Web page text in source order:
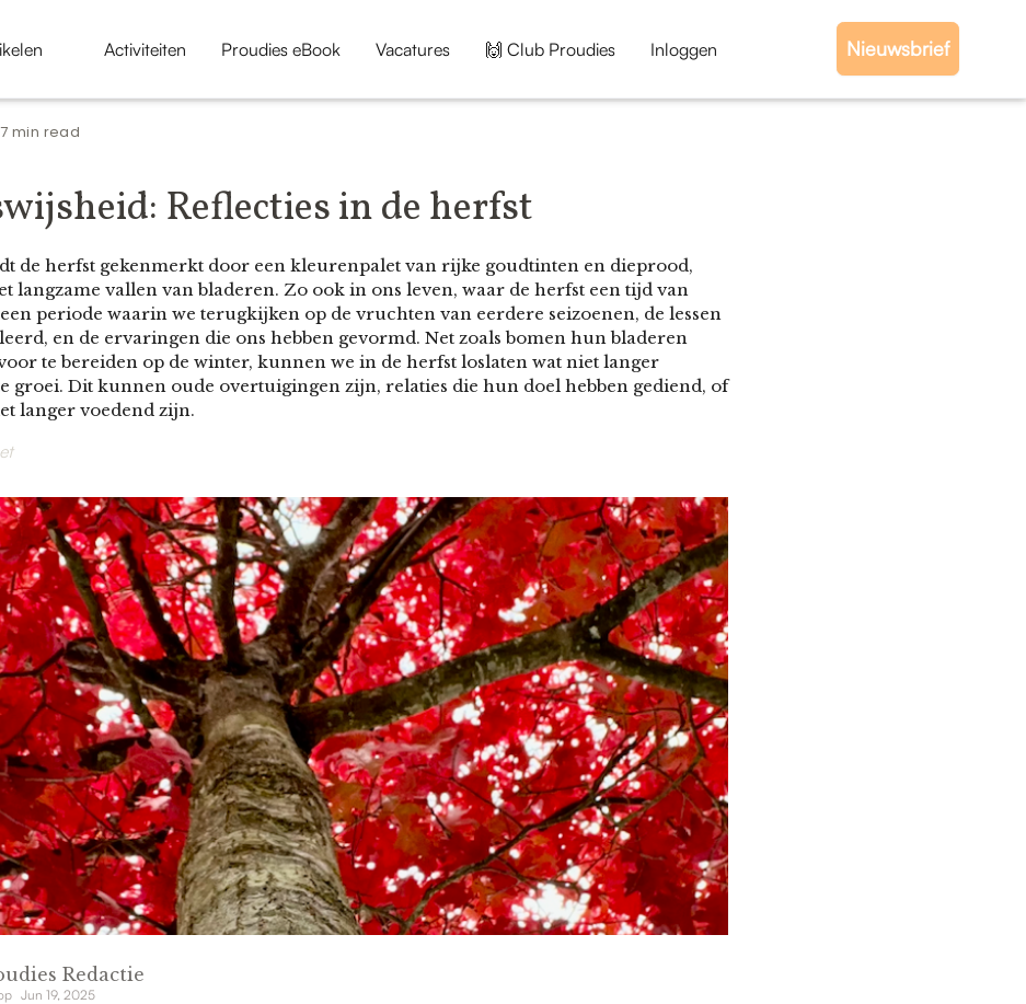
Activiteiten Proudies eBook Vacatures 🙌 Club Proudies Inloggen Nieuwsbrief
7 min read
Reflecties in de herfst
de herfst gekenmerkt door een kleurenpalet van rijke goudtinten en dieprood,
langzame vallen van bladeren. Zo ook in ons leven, waar de herfst een tijd van
periode waarin we terugkijken op de vruchten van eerdere seizoenen, de lessen
en de ervaringen die ons hebben gevormd. Net zoals bomen hun bladeren
te bereiden op de winter, kunnen we in de herfst loslaten wat niet langer
groei. Dit kunnen oude overtuigingen zijn, relaties die hun doel hebben gediend, of
langer voedend zijn.
Redactie
Jun 19, 2025